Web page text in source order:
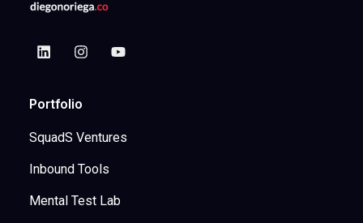
Portfolio
SquadS Ventures
Inbound Tools
Mental Test Lab